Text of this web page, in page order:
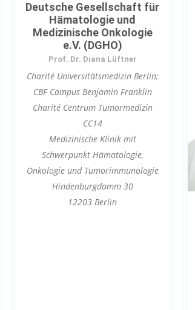
Deutsche Gesellschaft für
Hämatologie und
Medizinische Onkologie
e.V. (DGHO)
Prof. Dr. Diana Lüftner
Charité Universitätsmedizin Berlin;
CBF Campus Benjamin Franklin
Charité Centrum Tumormedizin
CC14
Medizinische Klinik mit
Schwerpunkt Hämatologie,
Onkologie und Tumorimmunologie
Hindenburgdamm 30
12203 Berlin